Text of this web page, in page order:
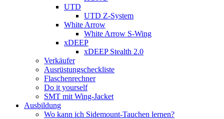
UTD
UTD Z-System
White Arrow
White Arrow S-Wing
xDEEP
xDEEP Stealth 2.0
Verkäufer
Ausrüstungscheckliste
Flaschenrechner
Do it yourself
SMT mit Wing-Jacket
Ausbildung
Wo kann ich Sidemount-Tauchen lernen?